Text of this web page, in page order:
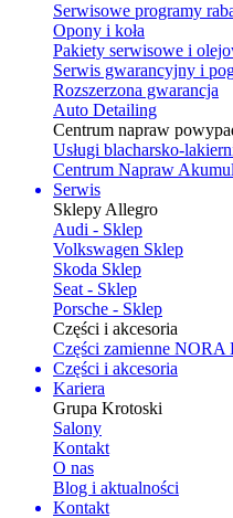
Serwisowe programy
Opony i koła
Pakiety serwisowe i
Serwis gwarancyjny i
Rozszerzona gwarancja
Auto Detailing
Centrum napraw
Usługi blacharsko-
Centrum Napraw
Serwis
Sklepy Allegro
Audi - Sklep
Volkswagen Sklep
Skoda Sklep
Seat - Sklep
Porsche - Sklep
Części i akcesoria
Części zamienne NORA
Części i akcesoria
Kariera
Grupa Krotoski
Salony
Kontakt
O nas
Blog i aktualności
Kontakt